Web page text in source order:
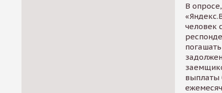
В
человек
выплаты